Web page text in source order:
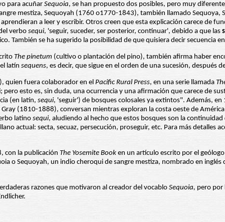
para acuñar Sequoia, se han propuesto dos posibles, pero muy
mestiza, Sequoyah (1760 o1770-1843), también llamado Sequoya,
a leer y escribir. Otros creen que esta explicación carece de
verbo sequi, 'seguir, suceder, ser posterior, continuar', debido a que las
También se ha sugerido la posibilidad de que quisiera decir secuencia
The pinetum (cultivo o plantación del pino), también afirma haber
latín sequens, es decir, que sigue en el orden de una sucesión, después
quien fuera colaborador en el Pacific Rural Press, en una serie llamada
pero esto es, sin duda, una ocurrencia y una afirmación que carece de
(en latín, sequi, 'seguir') de bosques colosales ya extintos". Además,
(1810-1888), conversan mientras exploran la costa oeste de
latino sequi, aludiendo al hecho que estos bosques son la
actual: secta, secuaz, persecución, proseguir, etc. Para más detalles
con la publicación The Yosemite Book en un artículo escrito por el
o Sequoyah, un indio cheroqui de sangre mestiza, nombrado en
razones que motivaron al creador del vocablo Sequoia, pero por